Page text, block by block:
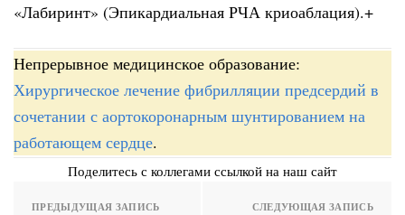
«Лабиринт» (Эпикардиальная РЧА криоаблация).+
Непрерывное медицинское образование:
Хирургическое лечение фибрилляции предсердий в
сочетании с аортокоронарным шунтированием на
работающем сердце.
Поделитесь с коллегами ссылкой на наш сайт
ПРЕДЫДУЩАЯ ЗАПИСЬ СЛЕДУЮЩАЯ ЗАПИСЬ